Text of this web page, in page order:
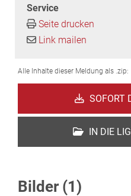
Service
Seite drucken
Link mailen
Alle Inhalte dieser Meldung als .zip:
SOFORT
IN DIE
Bilder (1)